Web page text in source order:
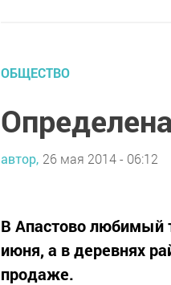
ОБЩЕСТВО
автор, 26 мая 2014 - 06:12
В Апастово любимый
июня, а в деревнях
продаже.